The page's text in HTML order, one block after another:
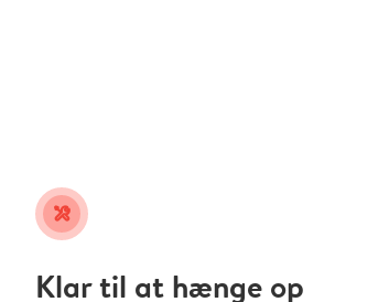
tools
Klar til at hænge op